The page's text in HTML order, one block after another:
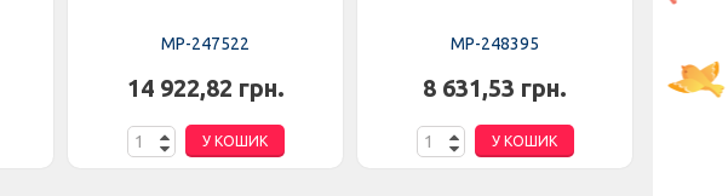
MP-247522
14 922,82 грн.
У КОШИК
MP-248395
8 631,53 грн.
У КОШИК